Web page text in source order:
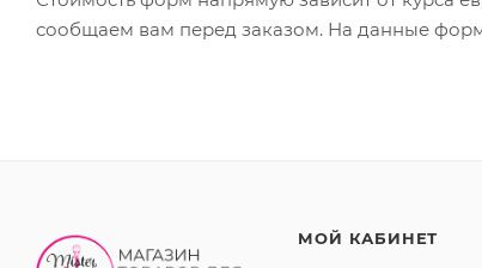
сообщаем вам перед заказом. На данные
МОЙ КАБИНЕТ